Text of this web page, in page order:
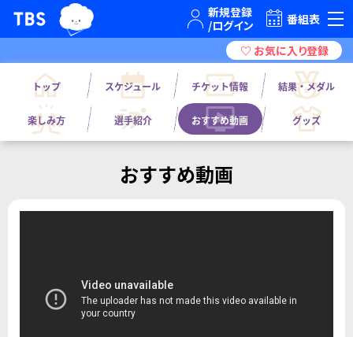
TBSテレビ｜ときめくときを。 番組表
トップ スケジュール チケット情報 結果・メダル
楽しみ方 選手紹介 おすすめ動画 グッズ
おすすめ動画